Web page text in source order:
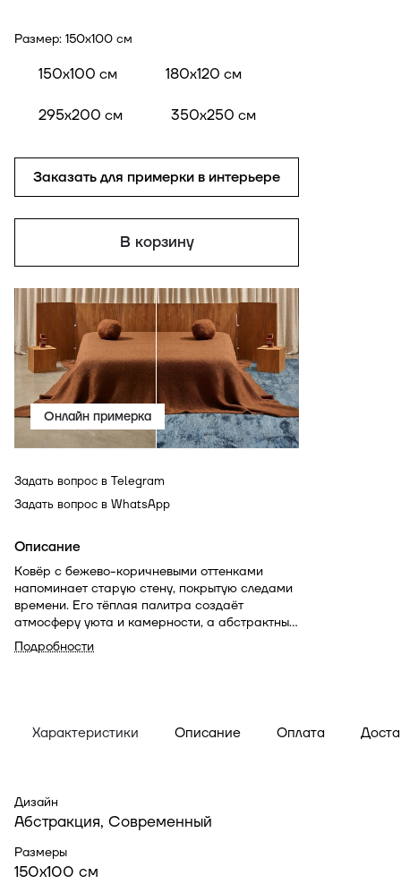
Размер: 150x100 см
150x100 см 180x120 см
295x200 см 350x250 см
Заказать для примерки в интерьере
В корзину
Онлайн примерка
Задать вопрос в Telegram
Задать вопрос в WhatsApp
Описание
Ковёр с бежево-коричневыми оттенками
напоминает старую стену, покрытую следами
времени. Его тёплая палитра создаёт
атмосферу уюта и камерности, а абстрактный
рисунок добавляет глубину и выразительность
интерьеру.
Подробности
Характеристики Описание Оплата
Дизайн
Абстракция, Современный
Размеры
150x100 см